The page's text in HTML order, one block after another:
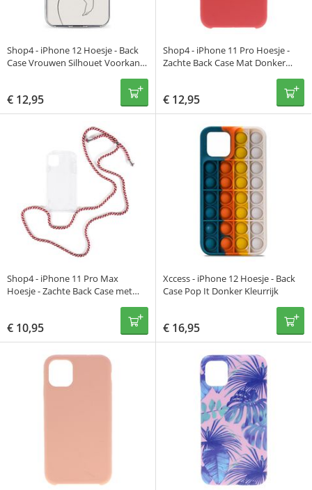
Shop4 - iPhone 12 Hoesje - Back
Case Vrouwen Silhouet Voorkant
€ 12,95
Shop4 - iPhone 11 Pro Hoesje -
Zachte Back Case Mat Donker
€ 12,95
Shop4 - iPhone 11 Pro Max
Hoesje - Zachte Back Case met
€ 10,95
Xccess - iPhone 12 Hoesje - Back
Case Pop It Donker Kleurrijk
€ 16,95